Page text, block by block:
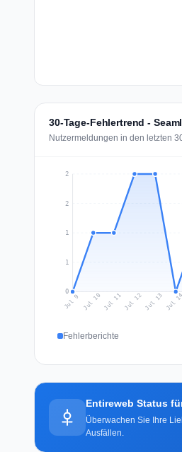
30-Tage-Fehlertrend -
Nutzermeldungen in den letzten
0
1
1
2
2
Jul 9 Jul 10 Jul 11Jul 12Jul 13 Jul 14
Fehlerberichte
Entireweb Status
Überwachen Sie Ihre
Ausfällen.